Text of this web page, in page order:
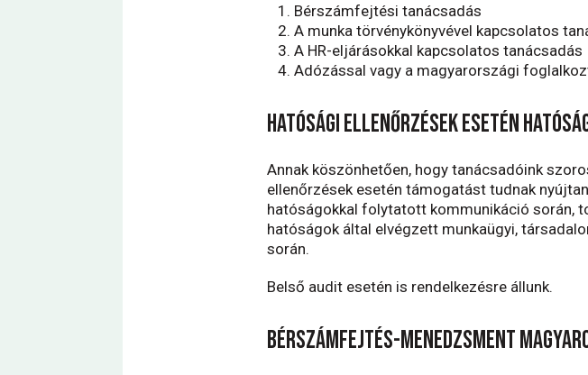
Bérszámfejtési tanácsadás
A munka törvénykönyvével kapcsolatos
A HR-eljárásokkal kapcsolatos tanácsadás
Adózással vagy a magyarországi
Hatósági ellenőrzések esetén
Annak köszönhetően, hogy tanácsadóink
ellenőrzések esetén támogatást tudnak
hatóságokkal folytatott kommunikáció során,
hatóságok által elvégzett munkaügyi,
során.
Belső audit esetén is rendelkezésre állunk.
Bérszámfejtés-menedzsment